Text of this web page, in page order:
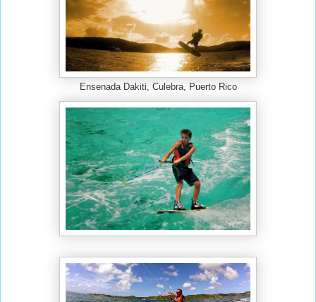
Ensenada Dakiti, Culebra, Puerto Rico